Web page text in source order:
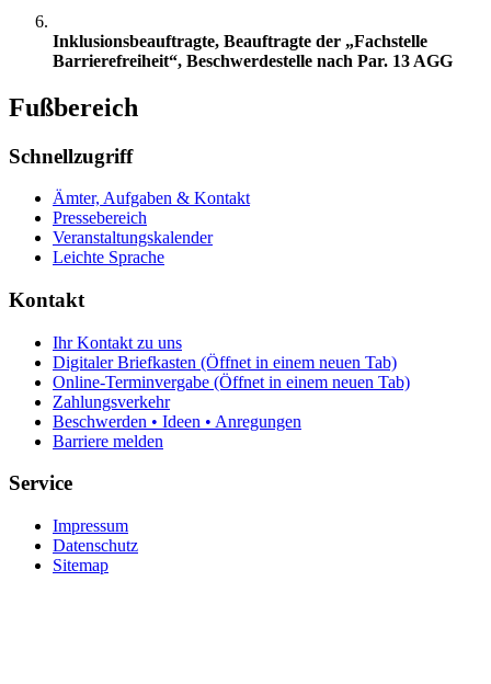
Inklusionsbeauftragte, Beauftragte der „Fachstelle
Barrierefreiheit“, Beschwerdestelle nach Par. 13 AGG
Fußbereich
Schnellzugriff
Ämter, Aufgaben & Kontakt
Pressebereich
Veranstaltungskalender
Leichte Sprache
Kontakt
Ihr Kontakt zu uns
Digitaler Briefkasten (Öffnet in einem neuen Tab)
Online-Terminvergabe (Öffnet in einem neuen Tab)
Zahlungsverkehr
Beschwerden • Ideen • Anregungen
Barriere melden
Service
Impressum
Datenschutz
Sitemap